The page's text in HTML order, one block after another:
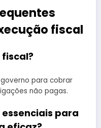
fiscal
fiscal?
para cobrar
não pagas.
para